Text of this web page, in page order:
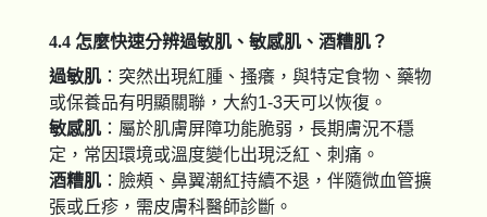
4.4 怎麼快速分辨過敏肌、敏感肌、酒糟肌？
過敏肌 ：突然出現紅腫、搔癢，與特定食物、藥物
或保養品有明顯關聯，大約1-3天可以恢復。
敏感肌 ：屬於肌膚屏障功能脆弱，長期膚況不穩
定，常因環境或溫度變化出現泛紅、刺痛。
酒糟肌 ：臉頰、鼻翼潮紅持續不退，伴隨微血管擴
張或丘疹，需皮膚科醫師診斷。